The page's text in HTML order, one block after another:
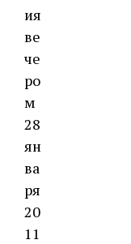
ия
ве
че
ро
м
28
ян
ва
ря
20
11